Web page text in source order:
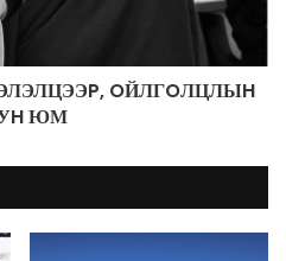
OЙЛГOЛЦЛЫH
ЮМ